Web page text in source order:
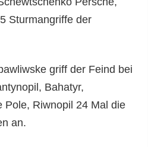
Sturmangriffe der
griff der Feind bei
Bahatyr,
Pole, Riwnopil 24 Mal die
an.